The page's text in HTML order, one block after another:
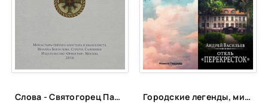
Слова - Святогорец Паисий Городские легенды, мистические истории и всё о хтони